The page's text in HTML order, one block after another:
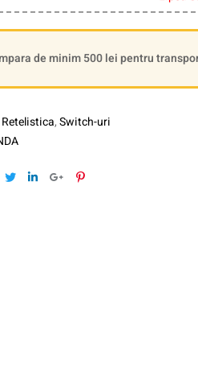
de minim 500 lei pentru
Retelistica,Switch-uri
TwitterLinkedinGoogle+Pinterest